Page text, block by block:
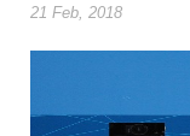
21 Feb, 2018